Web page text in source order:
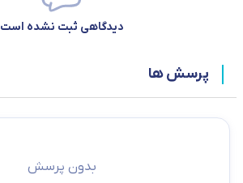
دیدگاهی ثبت نشده است
پرسش ها
بدون پرسش